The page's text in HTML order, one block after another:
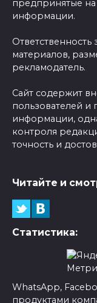
предпринятые
информации.
материалов,
рекламодатель.
Сайт содержит
пользователей и
информации,
контроля
точность и
Читайте и
Статистика:
WhatsApp,
продуктами